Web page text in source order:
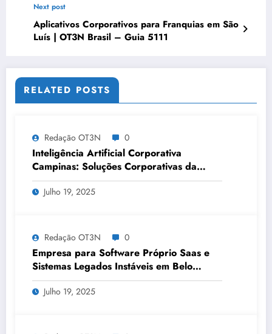
Next post
Aplicativos Corporativos para Franquias em São
Luís | OT3N Brasil – Guia 5111
RELATED POSTS
Redação OT3N 0
Inteligência Artificial Corporativa
Campinas: Soluções Corporativas da
OT3N Brasil – Guia 3083
Julho 19, 2025
Redação OT3N 0
Empresa para Software Próprio Saas e
Sistemas Legados Instáveis em Belo
Horizonte | OT3N Brasil – Guia 3449
Julho 19, 2025